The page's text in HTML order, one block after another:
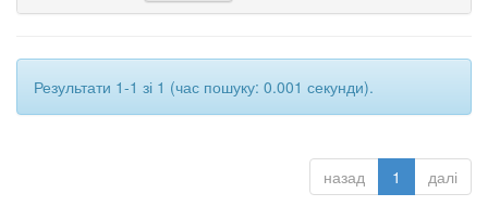
Результати 1-1 зі 1 (час пошуку: 0.001 секунди).
назад 1 далі